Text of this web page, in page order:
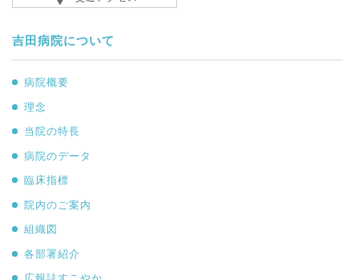
吉田病院について
病院概要
理念
当院の特長
病院のデータ
臨床指標
院内のご案内
組織図
各部署紹介